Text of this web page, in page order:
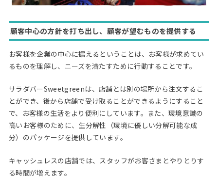
顧客中心の方針を打ち出し、顧客が望むものを提供する
お客様を企業の中心に据えるということは、お客様が求めてい
るものを理解し、ニーズを満たすために行動することです。
サラダバーSweetgreenは、店舗とは別の場所から注文するこ
とができ、後から店舗で受け取ることができるようにすること
で、お客様の生活をより便利にしています。また、環境意識の
高いお客様のために、生分解性（環境に優しい分解可能な成
分）のパッケージを提供しています。
キャッシュレスの店舗では、スタッフがお客さまとやりとりす
る時間が増えます。